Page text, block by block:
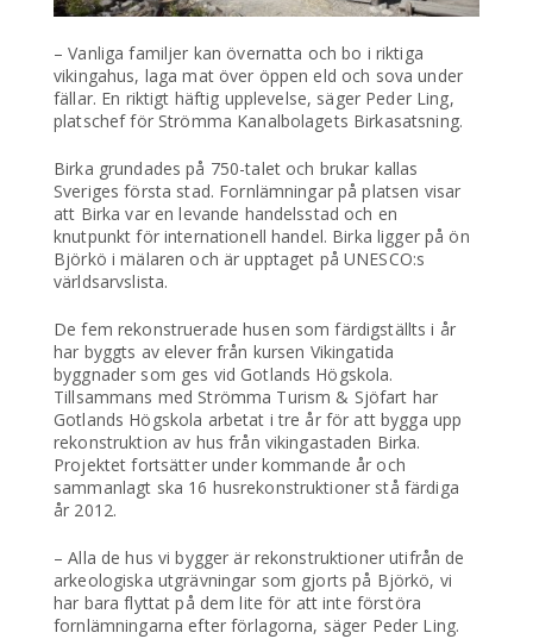
– Vanliga familjer kan övernatta och bo i riktiga
vikingahus, laga mat över öppen eld och sova under
fällar. En riktigt häftig upplevelse, säger Peder Ling,
platschef för Strömma Kanalbolagets Birkasatsning.
Birka grundades på 750-talet och brukar kallas
Sveriges första stad. Fornlämningar på platsen visar
att Birka var en levande handelsstad och en
knutpunkt för internationell handel. Birka ligger på ön
Björkö i mälaren och är upptaget på UNESCO:s
världsarvslista.
De fem rekonstruerade husen som färdigställts i år
har byggts av elever från kursen Vikingatida
byggnader som ges vid Gotlands Högskola.
Tillsammans med Strömma Turism & Sjöfart har
Gotlands Högskola arbetat i tre år för att bygga upp
rekonstruktion av hus från vikingastaden Birka.
Projektet fortsätter under kommande år och
sammanlagt ska 16 husrekonstruktioner stå färdiga
år 2012.
– Alla de hus vi bygger är rekonstruktioner utifrån de
arkeologiska utgrävningar som gjorts på Björkö, vi
har bara flyttat på dem lite för att inte förstöra
fornlämningarna efter förlagorna, säger Peder Ling.